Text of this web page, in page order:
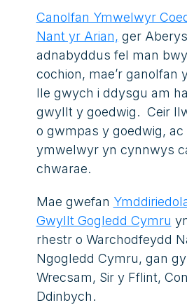
Canolfan Ymwelwyr
Nant yr Arian, ger
adnabyddus fel man
cochion, mae’r ganolfan
lle gwych i ddysgu am
gwyllt y goedwig. Ceir
o gwmpas y goedwig, ac
ymwelwyr yn cynnwys
chwarae.
Mae gwefan
Gwyllt Gogledd Cymru
rhestr o Warchodfeydd
Ngogledd Cymru, gan
Wrecsam, Sir y Fflint,
Ddinbych.